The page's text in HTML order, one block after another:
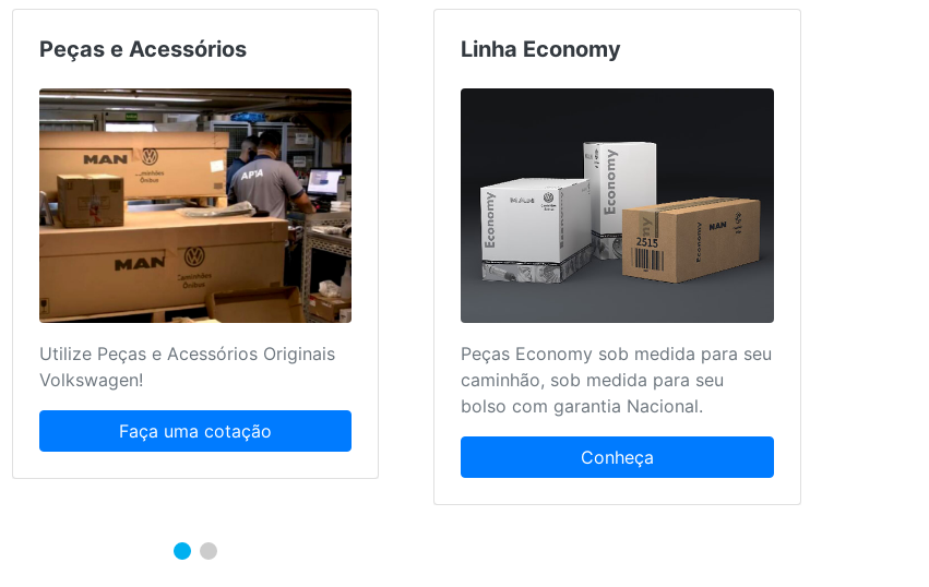
Peças e Acessórios
Utilize Peças e Acessórios Originais
Volkswagen!
Faça uma cotação
Linha Economy
Peças Economy sob medida para seu
caminhão, sob medida para seu
bolso com garantia Nacional.
Conheça